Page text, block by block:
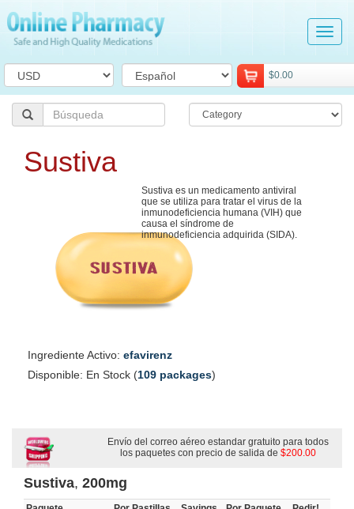
$0.00
Sustiva
Sustiva es un medicamento antiviral
que se utiliza para tratar el virus de la
inmunodeficiencia humana (VIH) que
causa el síndrome de
inmunodeficiencia adquirida (SIDA).
Ingrediente Activo: efavirenz
Disponible: En Stock (109 packages)
Envío del correo aéreo estandar gratuito para todos
los paquetes con precio de salida de$200.00
Sustiva, 200mg